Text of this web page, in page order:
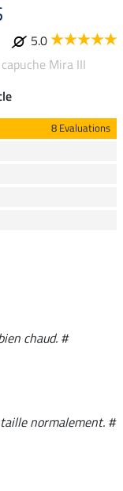
5.0
Mira III
8 Evaluations
chaud. #
normalement. #